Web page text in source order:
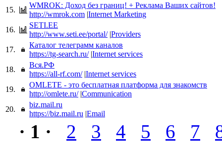
15.
WMROK: Доход без границ! + Реклама Ваших сайтов!
http://wmrok.com |Internet Marketing
16.
SETI.EE
http://www.seti.ee/portal/ |Providers
17.
Каталог телеграмм каналов
https://tg-search.ru/ |Internet services
18.
Вся.РФ
https://all-rf.com/ |Internet services
19.
OMLETE - это бесплатная платформа для знакомств
http://omlete.ru/ |Communication
20.
biz.mail.ru
https://biz.mail.ru |Email
· 1 · 2 3 4 5 6 7